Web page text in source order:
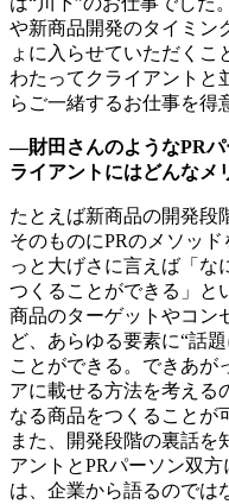
や新商品開発のタイミン
ょに入らせていただくこ
わたってクライアントと
らご一緒するお仕事を得
―財田さんのようなPRパ
ライアントにはどんなメ
たとえば新商品の開発段
そのものにPRのメソッ
っと大げさに言えば「な
つくることができる」と
商品のターゲットやコン
ど、あらゆる要素に“話
ことができる。できあが
アに載せる方法を考える
なる商品をつくることが
また、開発段階の裏話を
アントとPRパーソン双
は、企業から語るのでは